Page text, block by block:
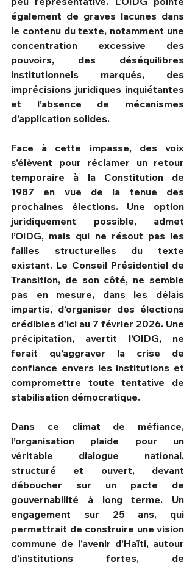
également de graves lacunes dans
le contenu du texte, notamment une
concentration excessive des
pouvoirs, des déséquilibres
institutionnels marqués, des
imprécisions juridiques inquiétantes
et l’absence de mécanismes
d’application solides.
Face à cette impasse, des voix
s’élèvent pour réclamer un retour
temporaire à la Constitution de
1987 en vue de la tenue des
prochaines élections. Une option
juridiquement possible, admet
l’OIDG, mais qui ne résout pas les
failles structurelles du texte
existant. Le Conseil Présidentiel de
Transition, de son côté, ne semble
pas en mesure, dans les délais
impartis, d’organiser des élections
crédibles d’ici au 7 février 2026. Une
précipitation, avertit l’OIDG, ne
ferait qu’aggraver la crise de
confiance envers les institutions et
compromettre toute tentative de
stabilisation démocratique.
Dans ce climat de méfiance,
l’organisation plaide pour un
véritable dialogue national,
structuré et ouvert, devant
déboucher sur un pacte de
gouvernabilité à long terme. Un
engagement sur 25 ans, qui
permettrait de construire une vision
commune de l’avenir d’Haïti, autour
d’institutions fortes, de